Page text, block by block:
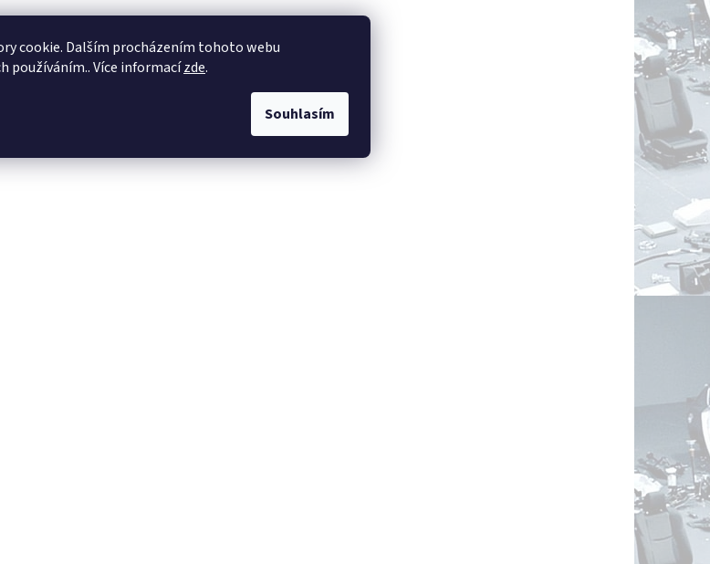
cookie. Dalším procházením tohoto webu
používáním.. Více informacízde.
Souhlasím